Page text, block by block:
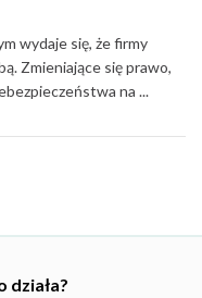
wydaje się, że firmy
Zmieniające się prawo,
na ...
działa?